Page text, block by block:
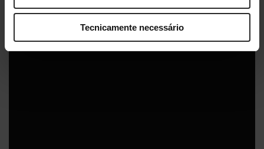
Tecnicamente necessário